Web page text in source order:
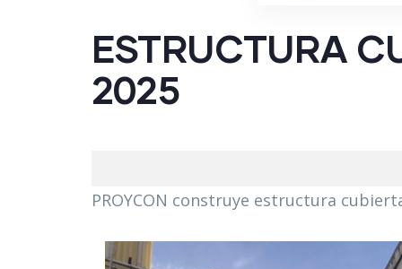
ESTRUCTURA
2025
PROYCON construye estructura